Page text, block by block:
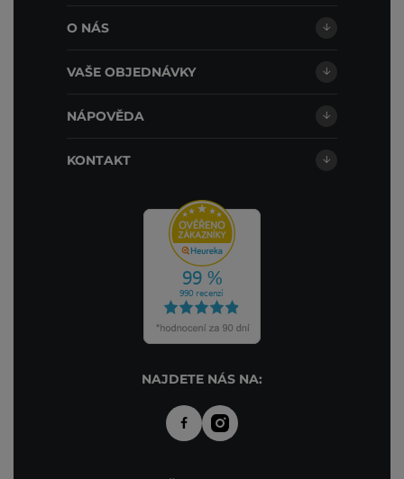
O NÁS
VAŠE OBJEDNÁVKY
NÁPOVĚDA
KONTAKT
NAJDETE NÁS NA: